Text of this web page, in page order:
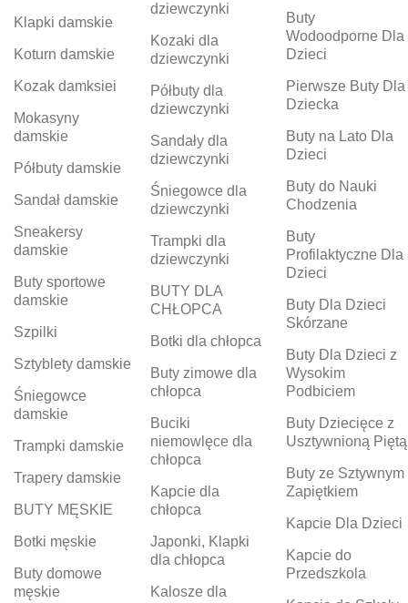
Klapki damskie
Koturn damskie
Kozak damksiei
Mokasyny
damskie
Półbuty damskie
Sandał damskie
Sneakersy
damskie
Buty sportowe
damskie
Szpilki
Sztyblety damskie
Śniegowce
damskie
Trampki damskie
Trapery damskie
BUTY MĘSKIE
Botki męskie
Buty domowe
męskie
dziewczynki
Kozaki dla
dziewczynki
Półbuty dla
dziewczynki
Sandały dla
dziewczynki
Śniegowce dla
dziewczynki
Trampki dla
dziewczynki
BUTY DLA
CHŁOPCA
Botki dla chłopca
Buty zimowe dla
chłopca
Buciki
niemowlęce dla
chłopca
Kapcie dla
chłopca
Japonki, Klapki
dla chłopca
Kalosze dla
Buty
Wodoodporne Dla
Dzieci
Pierwsze Buty Dla
Dziecka
Buty na Lato Dla
Dzieci
Buty do Nauki
Chodzenia
Buty
Profilaktyczne Dla
Dzieci
Buty Dla Dzieci
Skórzane
Buty Dla Dzieci z
Wysokim
Podbiciem
Buty Dziecięce z
Usztywnioną Piętą
Buty ze Sztywnym
Zapiętkiem
Kapcie Dla Dzieci
Kapcie do
Przedszkola